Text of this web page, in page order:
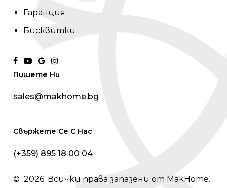
Гаранция
Бисквитки
facebook
youtube
google-
plus
instagram
Пишете Ни
sales@makhome.bg
Свържете Се С Нас
(+359) 895 18 00 04
© 2026. Всички права запазени от MakHome.